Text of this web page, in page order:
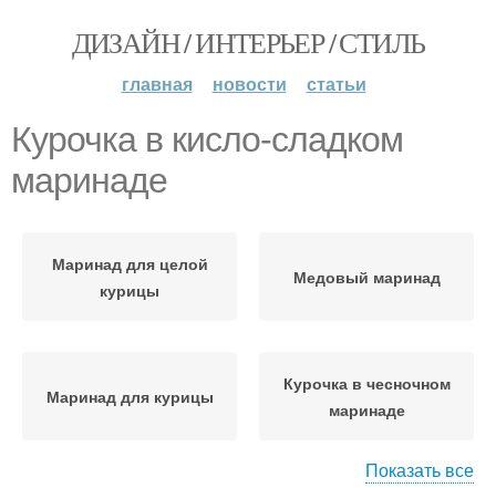
ДИЗАЙН / ИНТЕРЬЕР / СТИЛЬ
главная новости статьи
Курочка в кисло-сладком
маринаде
Маринад для целой
курицы
Медовый маринад
Маринад для курицы
Курочка в чесночном
маринаде
Показать все